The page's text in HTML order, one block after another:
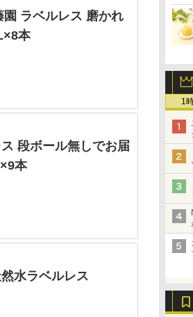
1
ラベルレス 磨かれ
本
段ボール無しでお届
本
水ラベルレス